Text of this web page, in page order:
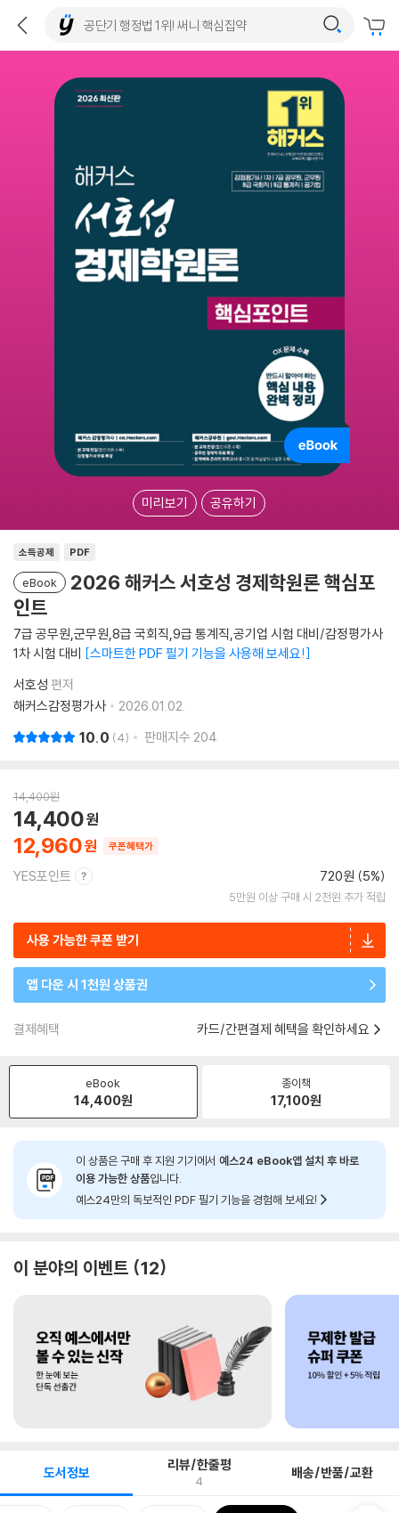
미리보기 공유하기
소득공제 PDF
eBook
2026 해커스 서호성 경제학원론 핵심포
인트
7급 공무원,군무원,8급 국회직,9급 통계직,공기업 시험 대비/감정평가사
1차 시험 대비 스마트한 PDF 필기 기능을 사용해 보세요!
서호성 편저
해커스감정평가사
2026.01.02.
10.0 4 판매지수 204
14,400원
12,960
14,400
쿠폰혜택가
YES포인트 720원 (5%)
5만원 이상 구매 시 2천원 추가 적립
사용 가능한 쿠폰 받기
앱 다운 시 1천원 상품권
결제혜택 카드/간편결제 혜택을 확인하세요
eBook
14,400원
종이책
17,100원
이 상품은 구매 후 지원 기기에서 예스24 eBook앱 설치 후 바로
이용 가능한 상품입니다.
예스24만의 독보적인 PDF 필기 기능을 경험해 보세요!
이 분야의 이벤트 12
도서정보 리뷰/한줄평
4 배송/반품/교환